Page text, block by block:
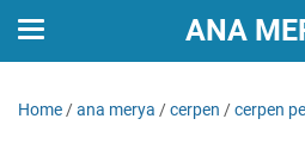
ANA
Home /ana merya /cerpen /cerpen